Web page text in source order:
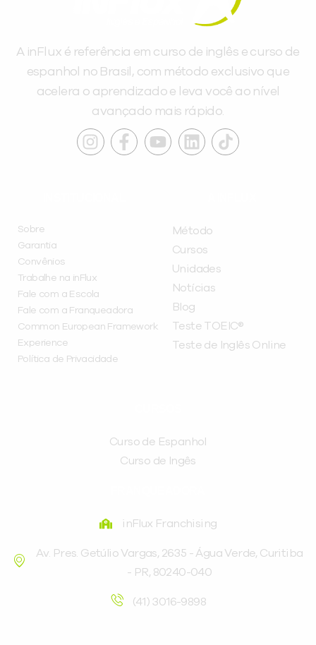
A inFlux é referência em curso de inglês e curso de
espanhol no Brasil, com método exclusivo que
acelera o aprendizado e leva você ao nível
avançado mais rápido.
Sobre
Garantia
Convênios
Trabalhe na inFlux
Fale com a Escola
Fale com a Franqueadora
Common European Framework
Experience
Política de Privacidade
Método
Cursos
Unidades
Notícias
Blog
Teste TOEIC®
Teste de Inglês Online
Curso de Espanhol
Curso de Ingês
inFlux Franchising
Av. Pres. Getúlio Vargas, 2635 - Água Verde, Curitiba
- PR, 80240-040
(41) 3016-9898